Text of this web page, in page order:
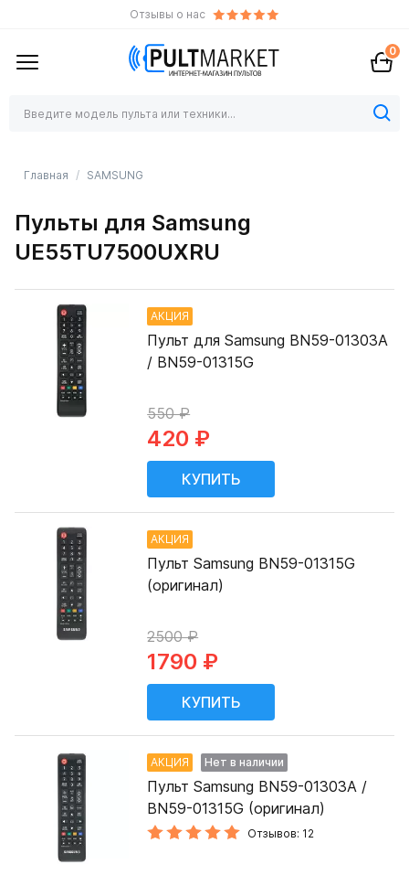
Отзывы о нас
0
Главная SAMSUNG
Пульты для Samsung
UE55TU7500UXRU
АКЦИЯ
Пульт для Samsung BN59-01303A
/ BN59-01315G
550 ₽
420 ₽
АКЦИЯ
Пульт Samsung BN59-01315G
(оригинал)
2500 ₽
1790 ₽
АКЦИЯ Нет в наличии
Пульт Samsung BN59-01303A /
BN59-01315G (оригинал)
Отзывов: 12